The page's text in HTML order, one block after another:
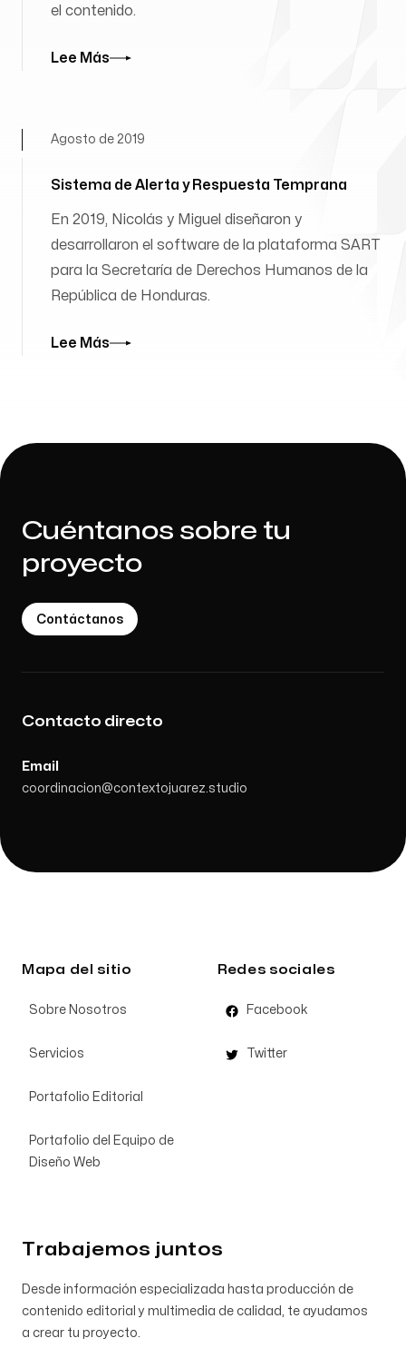
el contenido.
Lee Más
Sistema de Alerta y Respuesta Temprana
Agosto de 2019
En 2019, Nicolás y Miguel diseñaron y
desarrollaron el software de la plataforma SART
para la Secretaría de Derechos Humanos de la
República de Honduras.
Lee Más
Cuéntanos sobre tu
proyecto
Contáctanos
Contacto directo
Email
coordinacion@contextojuarez.studio
Mapa del sitio
Sobre Nosotros
Servicios
Portafolio Editorial
Portafolio del Equipo de
Diseño Web
Redes sociales
Facebook
Twitter
Trabajemos juntos
Desde información especializada hasta producción de
contenido editorial y multimedia de calidad, te ayudamos
a crear tu proyecto.